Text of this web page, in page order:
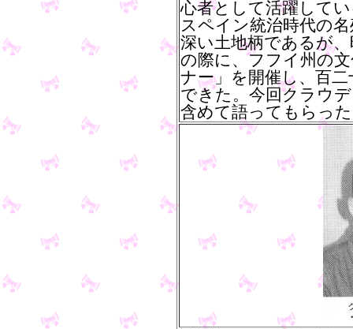
心者として活躍して
スペイン統治時代の
深い土地柄であるが
の際に、フフイ州の
ナー」を開催し、百
できた。今回クラウ
含めて語ってもらっ